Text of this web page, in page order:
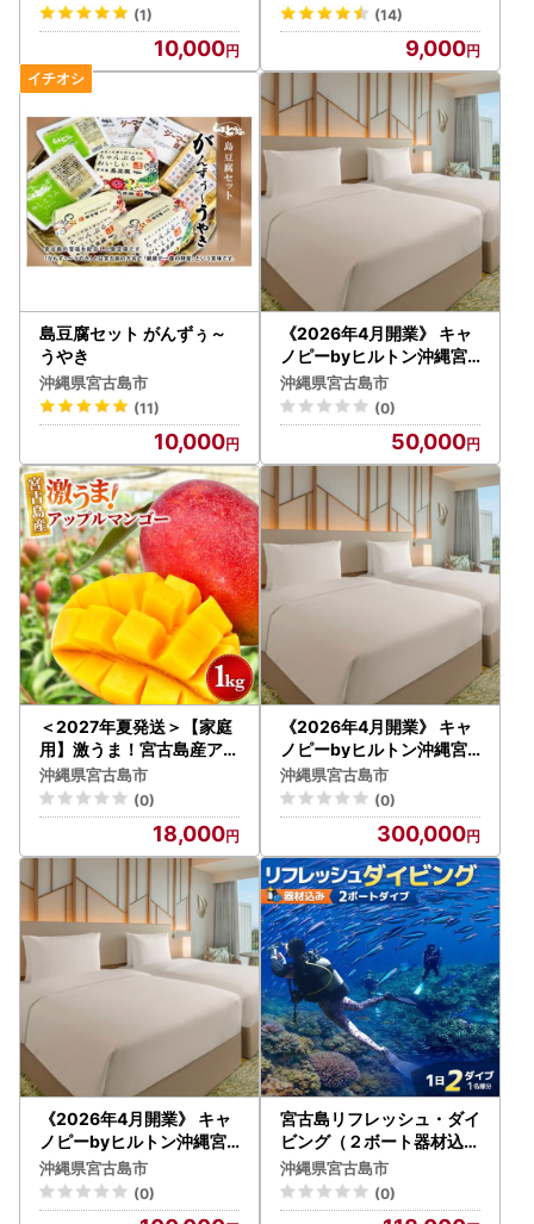
(1)
10,000
(14)
9,000
島豆腐セット がんずぅ～
うやき
沖縄県宮古島市
(11)
10,000
《2026年4月開業》 キャ
ノピーbyヒルトン沖縄宮
古島リゾートご利用券【1
5,000円分】（TC001）
沖縄県宮古島市
(0)
50,000
＜2027年夏発送＞【家庭
用】激うま！宮古島産アッ
プルマンゴー1kg(2～3玉)
ふれあいフルーツ宮古島(F
A01)
沖縄県宮古島市
(0)
18,000
《2026年4月開業》 キャ
ノピーbyヒルトン沖縄宮
古島リゾートご利用券【9
0,000円分】（TC003）
沖縄県宮古島市
(0)
300,000
《2026年4月開業》 キャ
ノピーbyヒルトン沖縄宮
古島リゾートご利用券【3
0,000円分】（TC002）
沖縄県宮古島市
(0)
宮古島リフレッシュ・ダイ
ビング（２ボート器材込み
：マンツーマンダイブ）マ
ールプロモーション（MA
02）
沖縄県宮古島市
(0)